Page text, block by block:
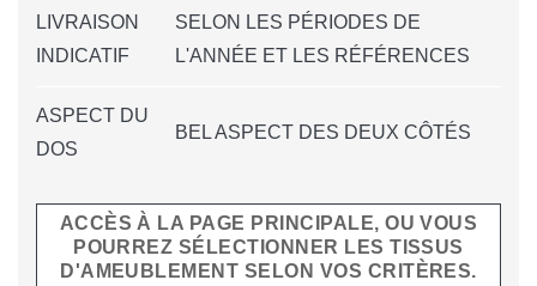
LIVRAISON
INDICATIF
SELON LES PÉRIODES DE
L'ANNÉE ET LES RÉFÉRENCES
ASPECT DU
DOS
BEL ASPECT DES DEUX CÔTÉS
ACCÈS À LA PAGE PRINCIPALE, OU VOUS
POURREZ SÉLECTIONNER LES TISSUS
D'AMEUBLEMENT SELON VOS CRITÈRES.